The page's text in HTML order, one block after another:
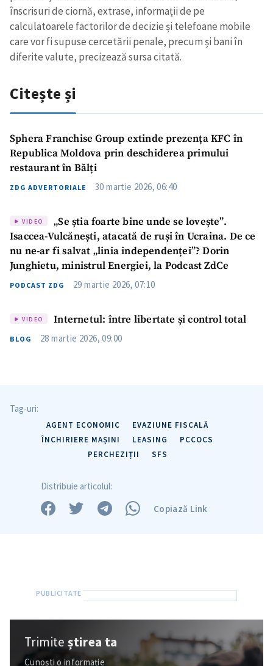
Trimite o informație
Despre ZdG
на русском
înscrisuri de ciornă, extrase, informații de pe
calculatoarele factorilor de decizie și telefoane mobile
care vor fi supuse cercetării penale, precum și bani în
diferite valute, precizează sursa citată.
Citește și
Sphera Franchise Group extinde prezența KFC în
Republica Moldova prin deschiderea primului
restaurant în Bălți
ZDG ADVERTORIALE 30 martie 2026, 06:40
VIDEO
„Se știa foarte bine unde se lovește”.
Isaccea-Vulcănești, atacată de ruși în Ucraina. De ce
nu ne-ar fi salvat „linia independenței”? Dorin
Junghietu, ministrul Energiei, la Podcast ZdCe
PODCAST ZDG 29 martie 2026, 07:10
VIDEO Internetul: între libertate și control total
BLOG 28 martie 2026, 09:00
Tag-uri:
AGENT ECONOMIC
EVAZIUNE FISCALĂ
ÎNCHIRIERE MAȘINI
LEASING
PCCOCS
PERCHEZIȚII
SFS
Distribuie articolul:
Copiază Link
Trimiteștirea ta
Cunoști o informație